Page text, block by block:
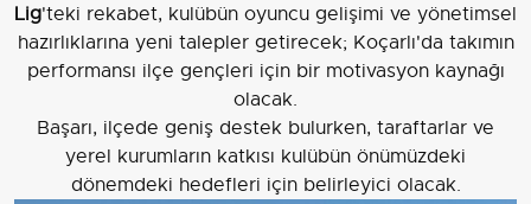
Lig'teki rekabet, kulübün oyuncu gelişimi ve yönetimsel
hazırlıklarına yeni talepler getirecek; Koçarlı'da takımın
performansı ilçe gençleri için bir motivasyon kaynağı
olacak.
Başarı, ilçede geniş destek bulurken, taraftarlar ve
yerel kurumların katkısı kulübün önümüzdeki
dönemdeki hedefleri için belirleyici olacak.